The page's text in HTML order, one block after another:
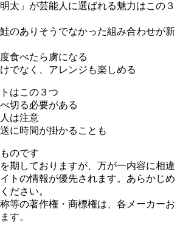
太」が芸能人に選ばれる魅力はこの３
のありそうでなかった組み合わせが新
食べたら虜になる
でなく、アレンジも楽しめる
はこの３つ
切る必要がある
は注意
に時間が掛かることも
のです
期しておりますが、万が一内容に相違
トの情報が優先されます。あらかじめ
ださい。
等の著作権・商標権は、各メーカーお
す。